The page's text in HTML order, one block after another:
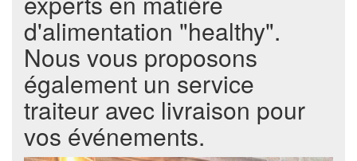
d'alimentation "healthy".
Nous vous proposons
également un service
traiteur avec livraison pour
vos événements.